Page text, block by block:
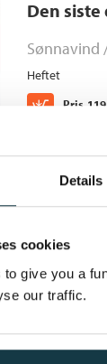
Details
cookies
give you a
our traffic.
det
vil kjøpe
lydbok
Den siste
Sønnavind
Heftet
Pris
Kjøp
Heftet